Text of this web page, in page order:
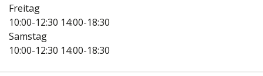
Freitag
10:00-12:30 14:00-18:30
Samstag
10:00-12:30 14:00-18:30